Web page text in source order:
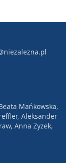
Mańkowska,
Aleksander
Anna Zyzek,